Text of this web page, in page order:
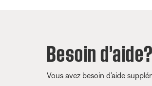
Besoin d’aide?
Vous avez besoin d’aide